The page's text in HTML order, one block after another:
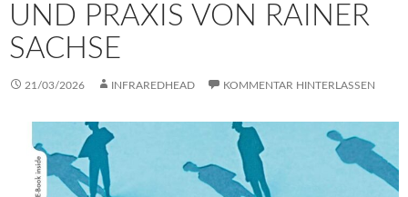
UND PRAXIS VON RAINER
SACHSE
21/03/2026 INFRAREDHEAD KOMMENTAR HINTERLASSEN